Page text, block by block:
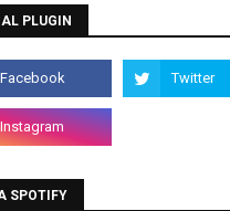
PLUGIN
SPOTIFY